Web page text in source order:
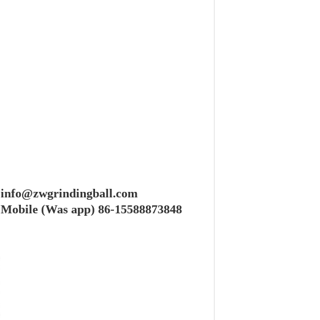
info@zwgrindingball.com
Mobile (Was app) 86-15588873848